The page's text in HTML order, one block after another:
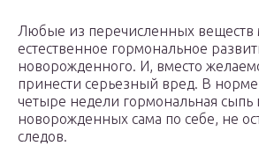
Любые из перечисленных веществ
естественное гормональное
новорожденного. И, вместо
принести серьезный вред. В
четыре недели гормональная сыпь
новорожденных сама по себе, не
следов.